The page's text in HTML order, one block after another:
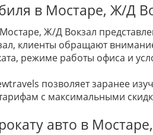
в Мостаре, Ж/Д
Ж/Д Вокзал
клиенты обращают
режиме работы офиса и
позволяет заранее
с максимальными
авто в